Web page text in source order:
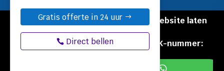
Gratis offerte in 24 uur
Direct bellen
© Copyright Loodgieters Kwartier |
Website laten
maken door Flexamedia
Privacyverklaring|Disclaimer
KVK-nummer:
